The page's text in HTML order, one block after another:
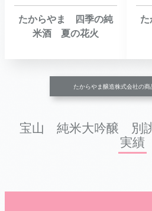
たからやま 四季の純
米酒 夏の花火
たからやま醸造株式会社の
宝山 純米大吟醸 別
実績